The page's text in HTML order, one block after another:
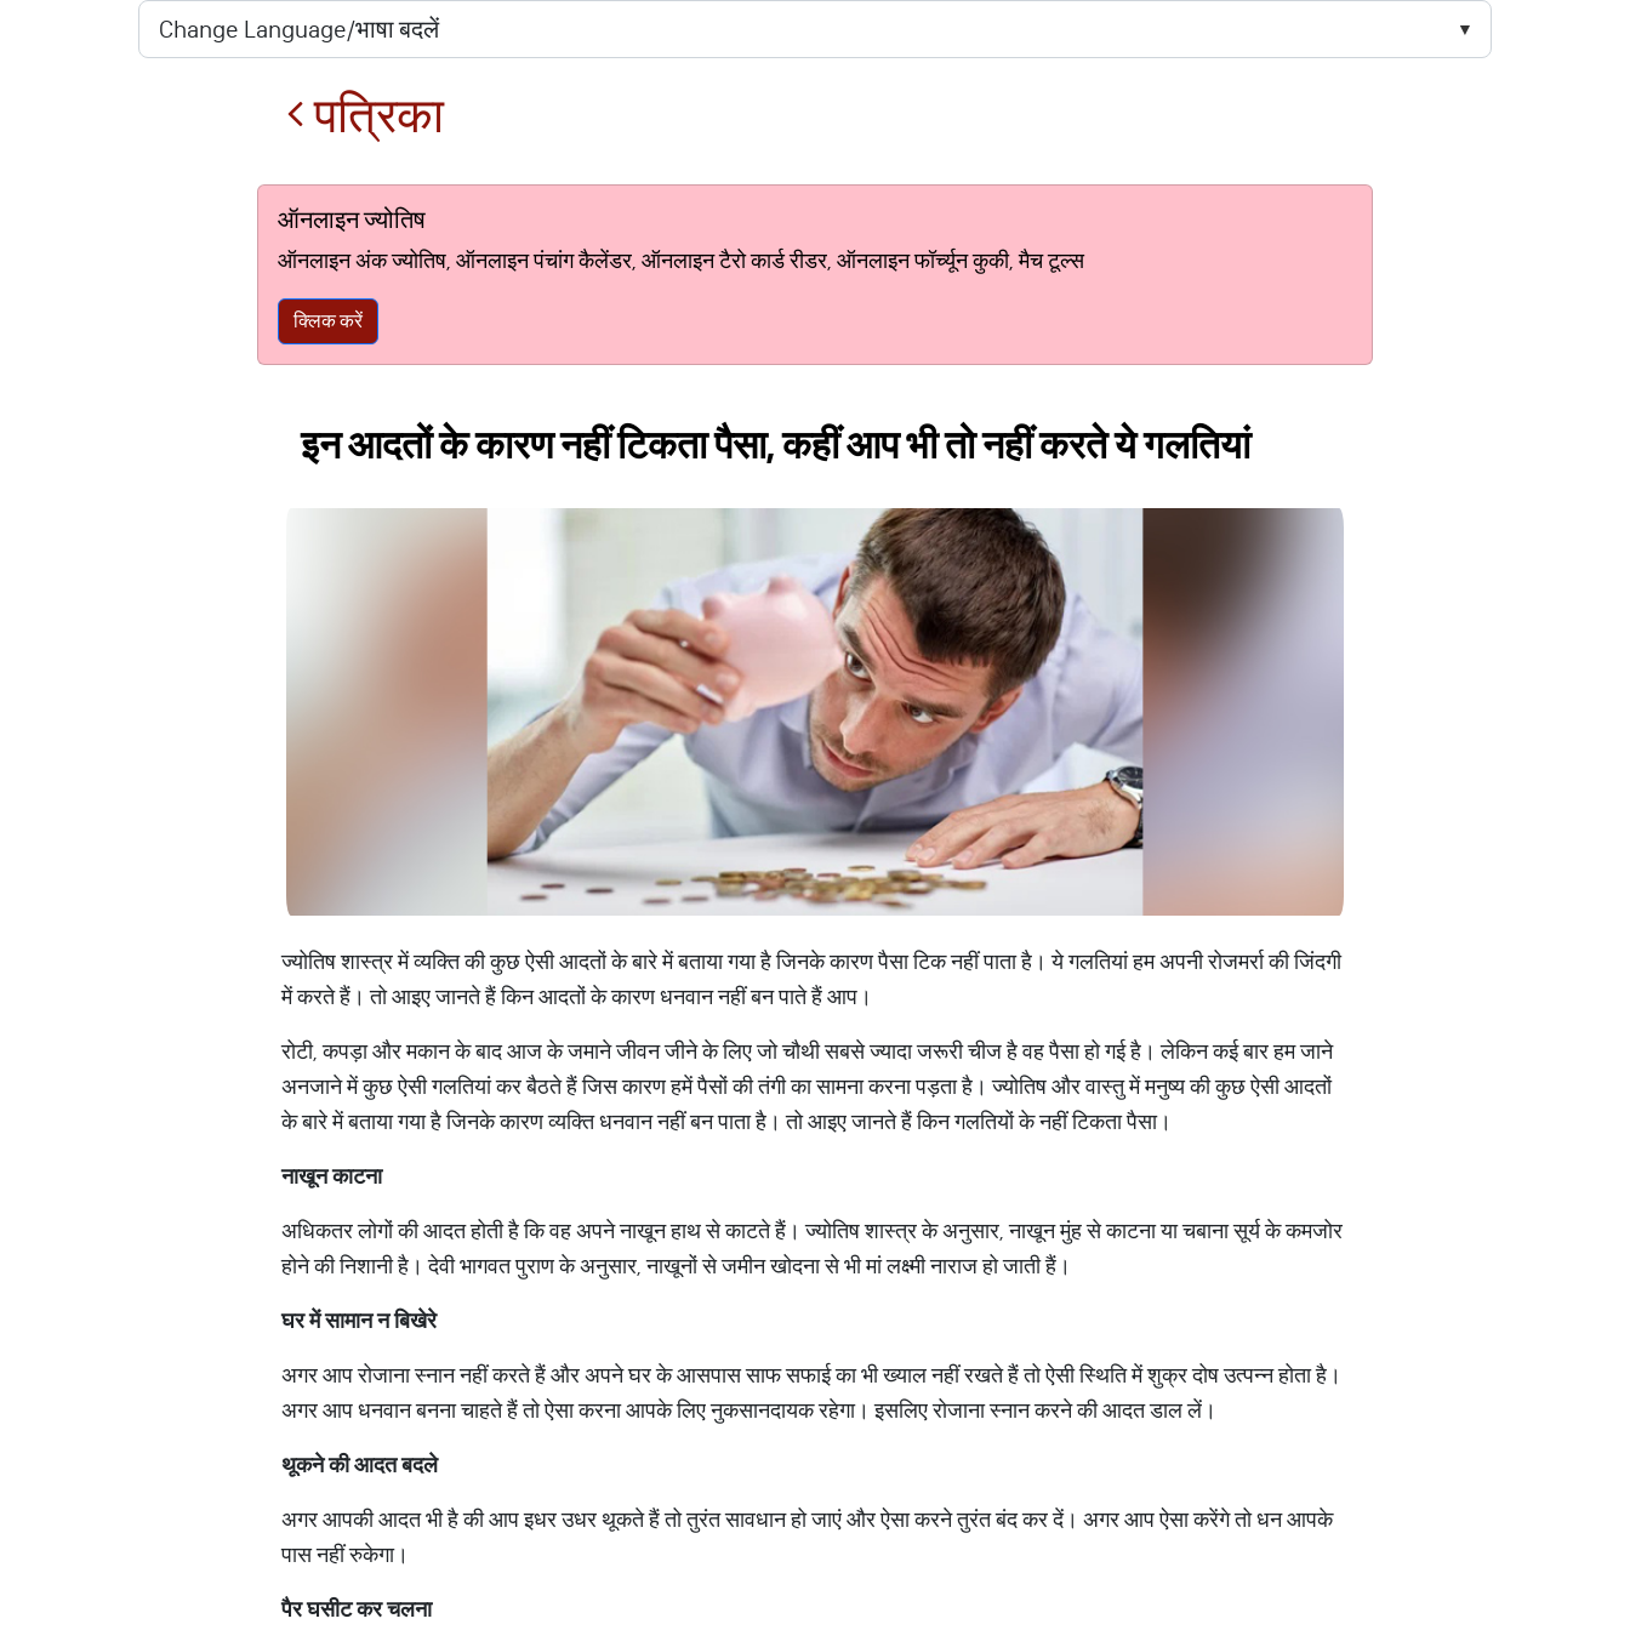
पत्रिका
ऑनलाइन ज्योतिष
ऑनलाइन अंक ज्योतिष, ऑनलाइन पंचांग कैलेंडर, ऑनलाइन टैरो कार्ड रीडर, ऑनलाइन फॉर्च्यून कुकी, मैच टूल्स
क्लिक करें
इन आदतों के कारण नहीं टिकता पैसा, कहीं आप भी तो नहीं करते ये गलतियां
ज्योतिष शास्त्र में व्यक्ति की कुछ ऐसी आदतों के बारे में बताया गया है जिनके कारण पैसा टिक नहीं पाता है। ये गलतियां हम अपनी रोजमर्रा की जिंदगी
में करते हैं। तो आइए जानते हैं किन आदतों के कारण धनवान नहीं बन पाते हैं आप।
रोटी, कपड़ा और मकान के बाद आज के जमाने जीवन जीने के लिए जो चौथी सबसे ज्यादा जरूरी चीज है वह पैसा हो गई है। लेकिन कई बार हम जाने
अनजाने में कुछ ऐसी गलतियां कर बैठते हैं जिस कारण हमें पैसों की तंगी का सामना करना पड़ता है। ज्योतिष और वास्तु में मनुष्य की कुछ ऐसी आदतों
के बारे में बताया गया है जिनके कारण व्यक्ति धनवान नहीं बन पाता है। तो आइए जानते हैं किन गलतियों के नहीं टिकता पैसा।
​नाखून काटना
अधिकतर लोगों की आदत होती है कि वह अपने नाखून हाथ से काटते हैं। ज्योतिष शास्त्र के अनुसार, नाखून मुंह से काटना या चबाना सूर्य के कमजोर
होने की निशानी है। देवी भागवत पुराण के अनुसार, नाखूनों से जमीन खोदना से भी मां लक्ष्मी नाराज हो जाती हैं।
घर में सामान न बिखेरे
अगर आप रोजाना स्नान नहीं करते हैं और अपने घर के आसपास साफ सफाई का भी ख्याल नहीं रखते हैं तो ऐसी स्थिति में शुक्र दोष उत्पन्न होता है।
अगर आप धनवान बनना चाहते हैं तो ऐसा करना आपके लिए नुकसानदायक रहेगा। इसलिए रोजाना स्नान करने की आदत डाल लें।
थूकने की आदत बदले
अगर आपकी आदत भी है की आप इधर उधर थूकते हैं तो तुरंत सावधान हो जाएं और ऐसा करने तुरंत बंद कर दें। अगर आप ऐसा करेंगे तो धन आपके
पास नहीं रुकेगा।
पैर घसीट कर चलना